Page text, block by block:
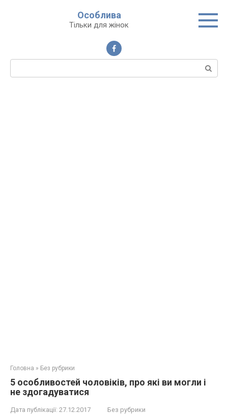
Особлива
Тільки для жінок
Пошук:
Головна » Без рубрики
5 особливостей чоловіків, про які ви могли і
не здогадуватися
Дата публікації: 27.12.2017 Без рубрики